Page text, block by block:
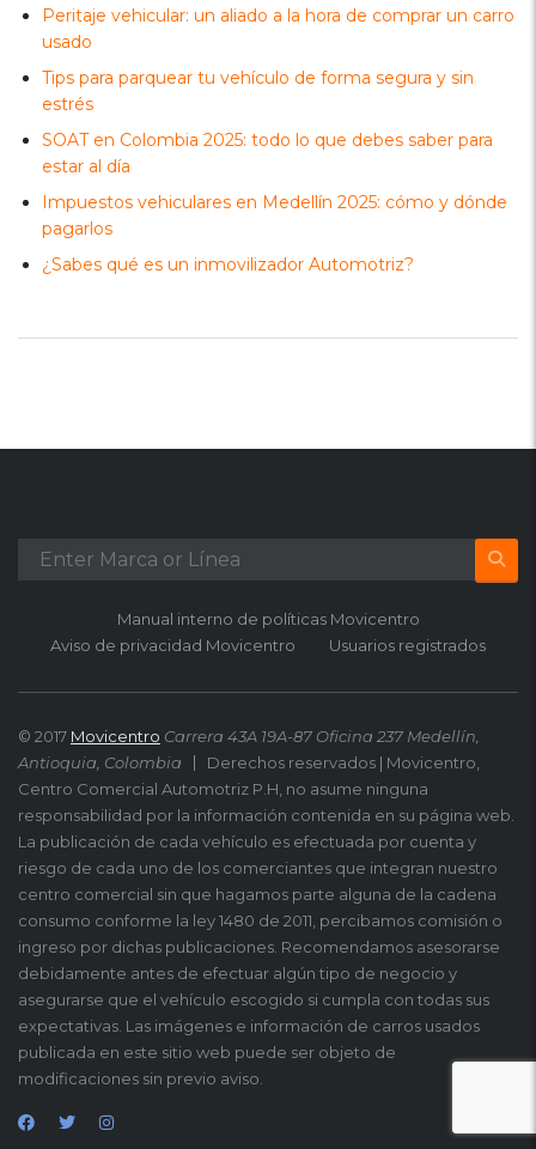
Peritaje vehicular: un aliado a la hora de comprar un carro
usado
Tips para parquear tu vehículo de forma segura y sin
estrés
SOAT en Colombia 2025: todo lo que debes saber para
estar al día
Impuestos vehiculares en Medellín 2025: cómo y dónde
pagarlos
¿Sabes qué es un inmovilizador Automotriz?
Manual interno de políticas Movicentro
Aviso de privacidad Movicentro
Usuarios registrados
© 2017 Movicentro Carrera 43A 19A-87 Oficina 237 Medellín,
Antioquia, Colombia
Derechos reservados | Movicentro,
Centro Comercial Automotriz P.H, no asume ninguna
responsabilidad por la información contenida en su página web.
La publicación de cada vehículo es efectuada por cuenta y
riesgo de cada uno de los comerciantes que integran nuestro
centro comercial sin que hagamos parte alguna de la cadena
consumo conforme la ley 1480 de 2011, percibamos comisión o
ingreso por dichas publicaciones. Recomendamos asesorarse
debidamente antes de efectuar algún tipo de negocio y
asegurarse que el vehículo escogido si cumpla con todas sus
expectativas. Las imágenes e información de carros usados
publicada en este sitio web puede ser objeto de
modificaciones sin previo aviso.